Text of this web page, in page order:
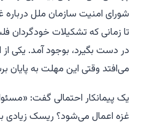
شورای امنیت سازمان ملل
تا زمانی که تشکیلات خودگردان
در دست بگیرد، بوجود آمد. یکی از
می‌افتد وقتی این مهلت به پایان
یک پیمانکار احتمالی گفت:
غزه اعمال می‌شود؟ ریسک